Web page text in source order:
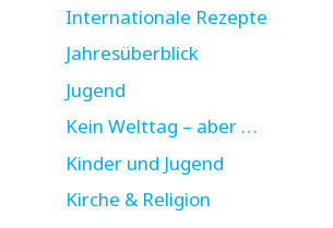
Internationale Rezepte
Jahresüberblick
Jugend
Kein Welttag – aber …
Kinder und Jugend
Kirche & Religion